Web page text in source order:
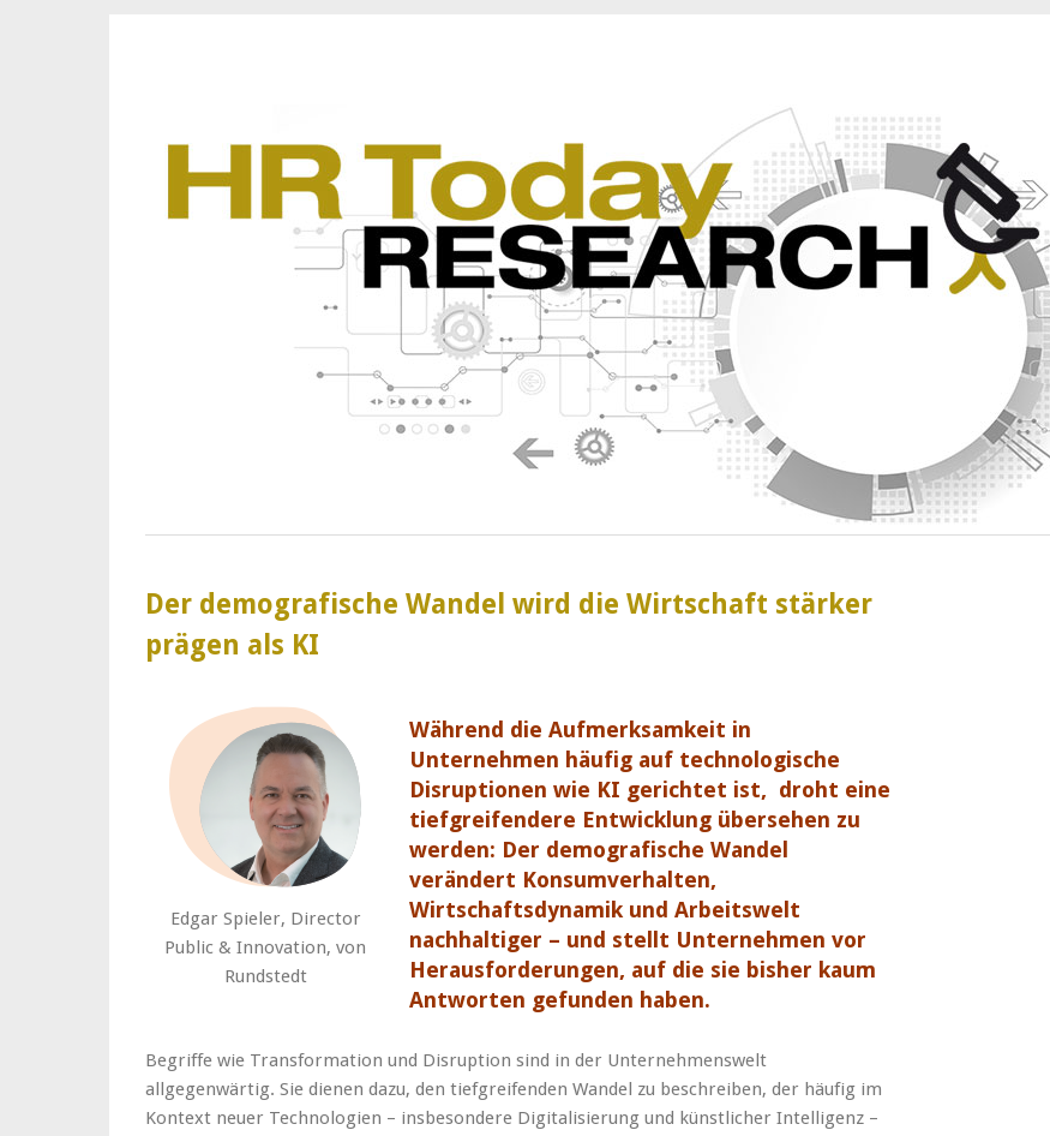
Der demografische Wandel wird die Wirtschaft stärker
prägen als KI
Edgar Spieler, Director
Public & Innovation, von
Rundstedt
Während die Aufmerksamkeit in
Unternehmen häufig auf technologische
Disruptionen wie KI gerichtet ist, droht eine
tiefgreifendere Entwicklung übersehen zu
werden: Der demografische Wandel
verändert Konsumverhalten,
Wirtschaftsdynamik und Arbeitswelt
nachhaltiger – und stellt Unternehmen vor
Herausforderungen, auf die sie bisher kaum
Antworten gefunden haben.
Begriffe wie Transformation und Disruption sind in der Unternehmenswelt
allgegenwärtig. Sie dienen dazu, den tiefgreifenden Wandel zu beschreiben, der häufig im
Kontext neuer Technologien – insbesondere Digitalisierung und künstlicher Intelligenz –